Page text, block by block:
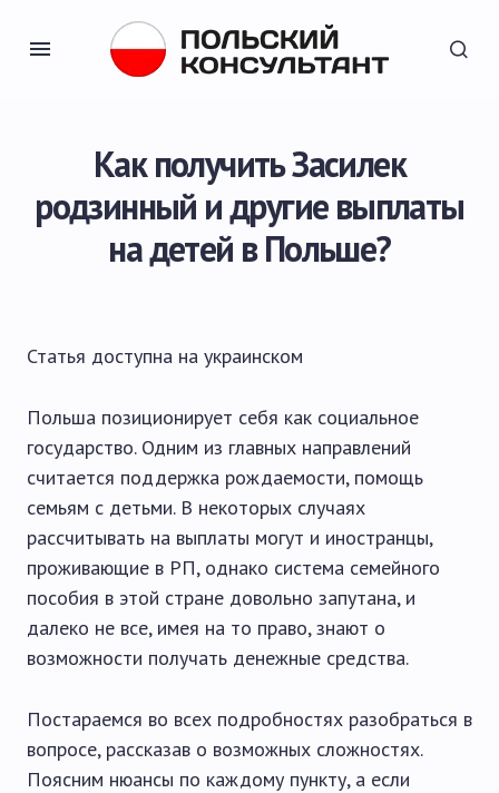
Как получить Засилек
родзинный и другие выплаты
на детей в Польше?
Статья доступна на украинском
Польша позиционирует себя как социальное
государство. Одним из главных направлений
считается поддержка рождаемости, помощь
семьям с детьми. В некоторых случаях
рассчитывать на выплаты могут и иностранцы,
проживающие в РП, однако система семейного
пособия в этой стране довольно запутана, и
далеко не все, имея на то право, знают о
возможности получать денежные средства.
Постараемся во всех подробностях разобраться в
вопросе, рассказав о возможных сложностях.
Поясним нюансы по каждому пункту, а если